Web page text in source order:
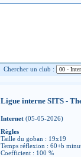
Chercher un club :
Ligue interne SITS -
Internet (05-05-2026)
Règles
Taille du goban : 19x19
Temps réflexion : 60+b
Coefficient : 100 %